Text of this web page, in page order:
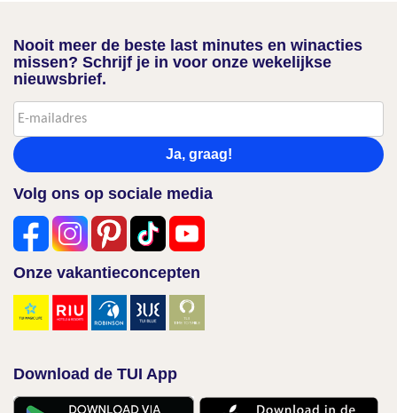
Nooit meer de beste last minutes en winacties
missen? Schrijf je in voor onze wekelijkse
nieuwsbrief.
Ja, graag!
Volg ons op sociale media
Onze vakantieconcepten
Download de TUI App